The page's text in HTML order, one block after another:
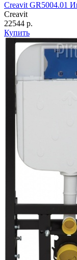
Creavit GR5004.01
Creavit
22544 р.
Купить